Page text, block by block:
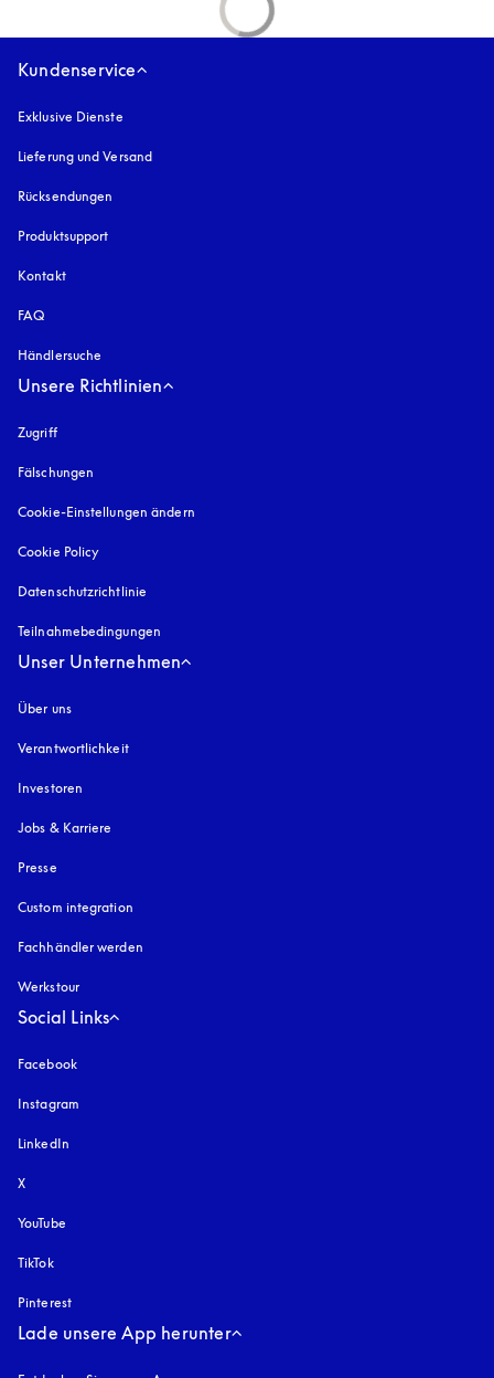
Kundenservice
Exklusive Dienste
Lieferung und Versand
Rücksendungen
Produktsupport
Kontakt
FAQ
Händlersuche
Unsere Richtlinien
Zugrifföffnet sich in einem neuen Tab
Fälschungen
Cookie-Einstellungen ändern
Cookie Policy
Datenschutzrichtlinie
Teilnahmebedingungen
Unser Unternehmen
Über uns
Verantwortlichkeit
Investoren
Jobs & Karriere
Presse
Custom integration
Fachhändler werden
Werkstour
Social Links
Facebook
Instagram
LinkedIn
X
YouTube
TikTok
Pinterest
Lade unsere App herunter